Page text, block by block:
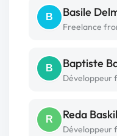
B Basile
Freelance
B Baptiste
Développeur
R Reda
Développeur